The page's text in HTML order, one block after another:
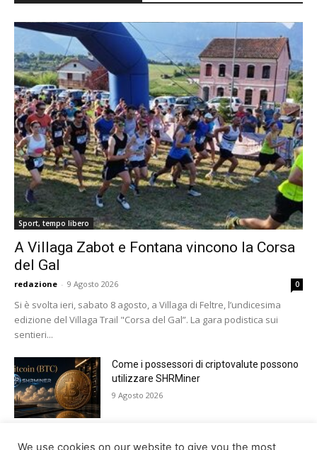
Sport, tempo libero
A Villaga Zabot e Fontana vincono la Corsa
del Gal
redazione - 9 Agosto 2026 0
Si è svolta ieri, sabato 8 agosto, a Villaga di Feltre, l’undicesima
edizione del Villaga Trail "Corsa del Gal”. La gara podistica sui
sentieri...
Come i possessori di criptovalute possono
utilizzare SHRMiner
9 Agosto 2026
Tutto pronto a Lamosano per Alpago Sky
We use cookies on our website to give you the most